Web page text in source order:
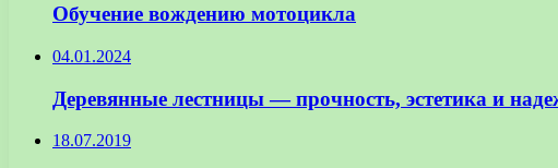
Обучение вождению мотоцикла
04.01.2024
Деревянные лестницы — прочность, эстетика и
18.07.2019